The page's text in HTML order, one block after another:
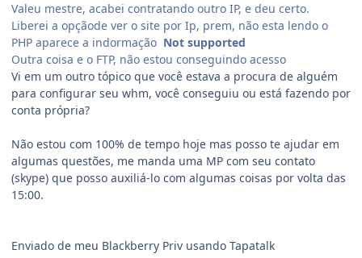
Valeu mestre, acabei contratando outro IP, e deu certo.
Liberei a opçãode ver o site por Ip, prem, não esta lendo o
PHP aparece a indormação Not supported
Outra coisa e o FTP, não estou conseguindo acesso
Vi em um outro tópico que você estava a procura de alguém
para configurar seu whm, você conseguiu ou está fazendo por
conta própria?
Não estou com 100% de tempo hoje mas posso te ajudar em
algumas questões, me manda uma MP com seu contato
(skype) que posso auxiliá-lo com algumas coisas por volta das
15:00.
Enviado de meu Blackberry Priv usando Tapatalk